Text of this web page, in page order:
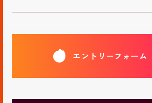
エントリーフォーム